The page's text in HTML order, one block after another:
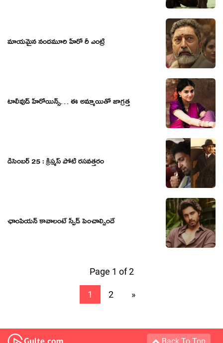
మాయమైన నందమూరి హీరో రీ ఎంట్రీ
టాలీవుడ్ హీరోయిన్స్… ఈ అమ్మాయితో జాగ్రత్త
డిసెంబర్ 25 : క్రిస్మస్ పోటీ రసవత్తరం
ఛాంపియన్ కావాలంటే స్పీడ్ పెంచాల్సిందే
Page 1 of 2
1 2 »
Back To Top